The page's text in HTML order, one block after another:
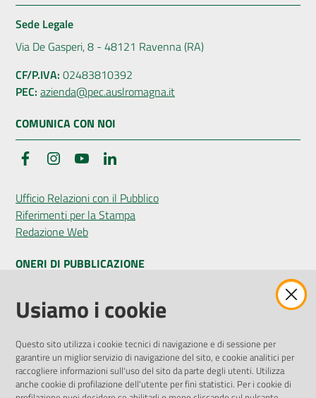
Sede Legale
Via De Gasperi, 8 - 48121 Ravenna (RA)
CF/P.IVA: 02483810392
PEC: azienda@pec.auslromagna.it
COMUNICA CON NOI
FacebookInstagramYouTube
Ufficio Relazioni con il Pubblico
Riferimenti per la Stampa
Redazione Web
ONERI DI PUBBLICAZIONE
Amministrazione Trasparente
Pubblicità legale
Privacy Policy
Attuazione Misure PNRR
Liste di Attesa
Usiamo i cookie
Questo sito utilizza i cookie tecnici di navigazione e di sessione per
garantire un miglior servizio di navigazione del sito, e cookie analitici per
raccogliere informazioni sull'uso del sito da parte degli utenti. Utilizza
anche cookie di profilazione dell'utente per fini statistici. Per i cookie di